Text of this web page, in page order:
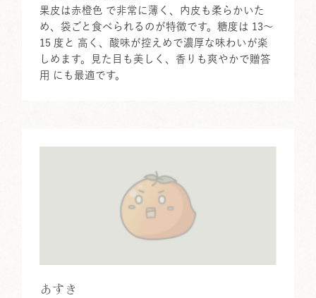
果皮は赤橙色 で非常に薄く、内皮も柔らかいた
め、袋ごと食べられるのが特徴です。糖度は 13～
15 度と 高く、酸味が控えめで濃厚な味わいが楽
しめます。見た目も美しく、香りも爽やかで贈答
用 にも最適です。
あすき